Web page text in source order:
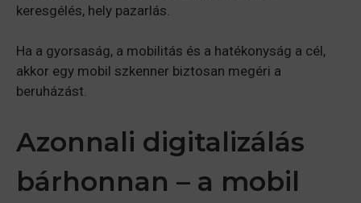
keresgélés, hely pazarlás.
Ha a gyorsaság, a mobilitás és a hatékonyság a cél,
akkor egy mobil szkenner biztosan megéri a
beruházást.
Azonnali digitalizálás
bárhonnan – a mobil